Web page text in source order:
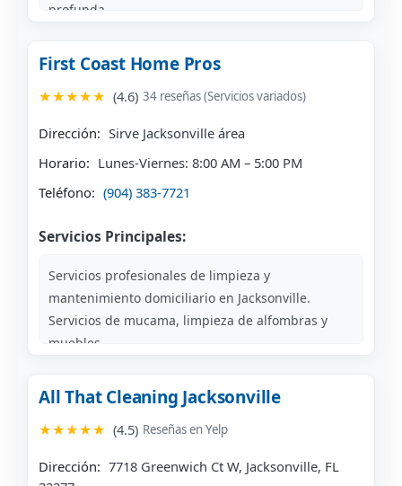
profunda.
primera calidad.
First Coast Home Pros
★★★★★ (4.6) 34 reseñas (Servicios variados)
Dirección: Sirve Jacksonville área
Horario: Lunes-Viernes: 8:00 AM – 5:00 PM
Teléfono: (904) 383-7721
Servicios Principales:
Servicios profesionales de limpieza y
mantenimiento domiciliario en Jacksonville.
Servicios de mucama, limpieza de alfombras y
muebles.
hogar.
All That Cleaning Jacksonville
★★★★★ (4.5) Reseñas en Yelp
Dirección: 7718 Greenwich Ct W, Jacksonville, FL